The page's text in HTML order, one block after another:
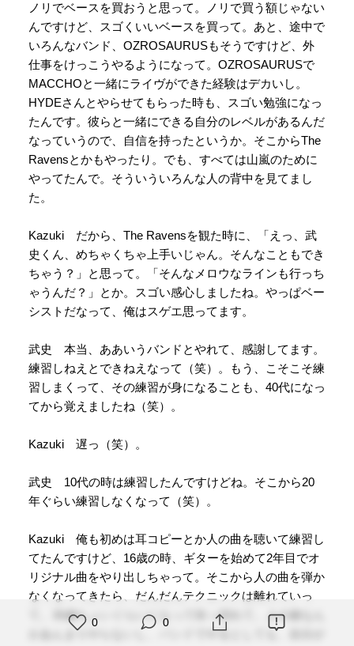
ノリでベースを買おうと思って。ノリで買う額じゃない
んですけど、スゴくいいベースを買って。あと、途中で
いろんなバンド、OZROSAURUSもそうですけど、外
仕事をけっこうやるようになって。OZROSAURUSで
MACCHOと一緒にライヴができた経験はデカいし。
HYDEさんとやらせてもらった時も、スゴい勉強になっ
たんです。彼らと一緒にできる自分のレベルがあるんだ
なっていうので、自信を持ったというか。そこからThe
Ravensとかもやったり。でも、すべては山嵐のために
やってたんで。そういういろんな人の背中を見てまし
た。
Kazuki だから、The Ravensを観た時に、「えっ、武
史くん、めちゃくちゃ上手いじゃん。そんなこともでき
ちゃう？」と思って。「そんなメロウなラインも行っち
ゃうんだ？」とか。スゴい感心しましたね。やっぱベー
シストだなって、俺はスゲエ思ってます。
武史 本当、ああいうバンドとやれて、感謝してます。
練習しねえとできねえなって（笑）。もう、こそこそ練
習しまくって、その練習が身になることも、40代になっ
てから覚えましたね（笑）。
Kazuki 遅っ（笑）。
武史 10代の時は練習したんですけどね。そこから20
年ぐらい練習しなくなって（笑）。
Kazuki 俺も初めは耳コピーとか人の曲を聴いて練習し
てたんですけど、16歳の時、ギターを始めて2年目でオ
リジナル曲をやり出しちゃって。そこから人の曲を弾か
なくなってきたら、だんだんテクニックは離れていっ
て。30歳ちょいぐらいになって吹っ切れて。人の曲なん
かあんまりやらないし、バンドでやるとしても、自分が
0 0